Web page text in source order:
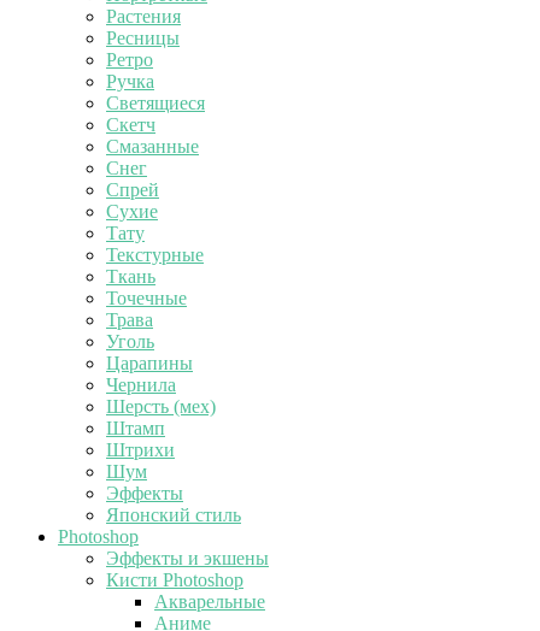
Растения
Ресницы
Ретро
Ручка
Светящиеся
Скетч
Смазанные
Снег
Спрей
Сухие
Тату
Текстурные
Ткань
Точечные
Трава
Уголь
Царапины
Чернила
Шерсть (мех)
Штамп
Штрихи
Шум
Эффекты
Японский стиль
Photoshop
Эффекты и экшены
Кисти Photoshop
Акварельные
Аниме